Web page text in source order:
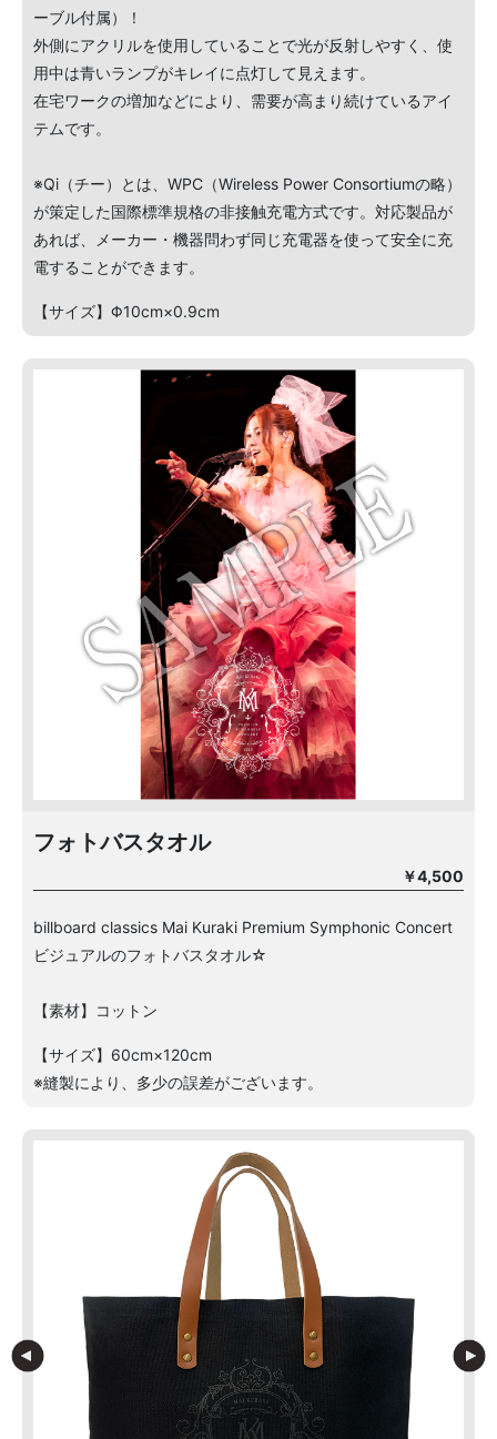
ーブル付属）！
外側にアクリルを使用していることで光が反射しやすく、使
用中は青いランプがキレイに点灯して見えます。
在宅ワークの増加などにより、需要が高まり続けているアイ
テムです。
※Qi（チー）とは、WPC（Wireless Power Consortiumの略）
が策定した国際標準規格の非接触充電方式です。対応製品が
あれば、メーカー・機器問わず同じ充電器を使って安全に充
電することができます。
【サイズ】Φ10cm×0.9cm
フォトバスタオル
￥4,500
billboard classics Mai Kuraki Premium Symphonic Concert
ビジュアルのフォトバスタオル☆
【素材】コットン
【サイズ】60cm×120cm
※縫製により、多少の誤差がございます。